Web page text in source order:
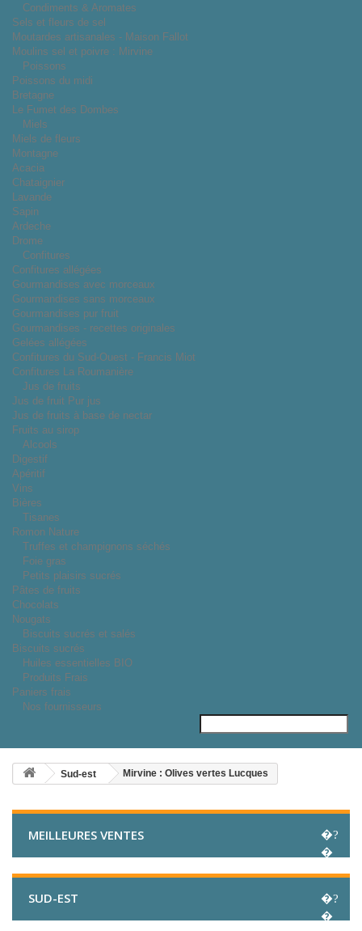
Condiments & Aromates
Sels et fleurs de sel
Moutardes artisanales - Maison Fallot
Moulins sel et poivre : Mirvine
Poissons
Poissons du midi
Bretagne
Le Fumet des Dombes
Miels
Miels de fleurs
Montagne
Acacia
Chataignier
Lavande
Sapin
Ardeche
Drome
Confitures
Confitures allégées
Gourmandises avec morceaux
Gourmandises sans morceaux
Gourmandises pur fruit
Gourmandises - recettes originales
Gelées allégées
Confitures du Sud-Ouest - Francis Miot
Confitures La Roumanière
Jus de fruits
Jus de fruit Pur jus
Jus de fruits à base de nectar
Fruits au sirop
Alcools
Digestif
Apéritif
Vins
Bières
Tisanes
Romon Nature
Truffes et champignons séchés
Foie gras
Petits plaisirs sucrés
Pâtes de fruits
Chocolats
Nougats
Biscuits sucrés et salés
Biscuits sucrés
Huiles essentielles BIO
Produits Frais
Paniers frais
Nos fournisseurs
Sud-est Mirvine : Olives vertes Lucques
MEILLEURES VENTES
SUD-EST